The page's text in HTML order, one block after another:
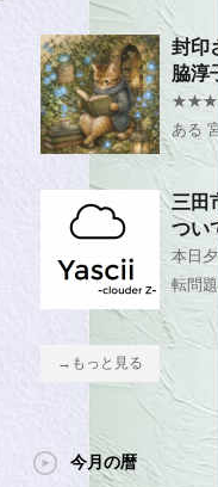
封印
脇淳
ある
三田
つい
本日
転問
→もっと見る
今月の暦